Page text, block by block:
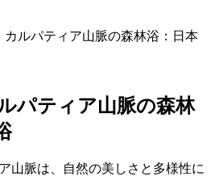
カルパティア山脈の森林浴：日本
パティア山脈の森林
山脈は、自然の美しさと多様性に